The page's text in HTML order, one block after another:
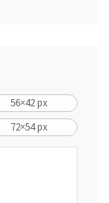
56×42 px
72×54 px